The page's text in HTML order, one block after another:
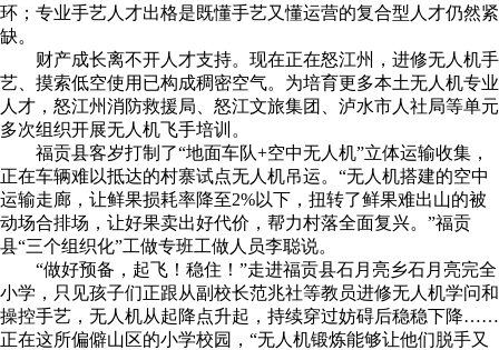
环；专业手艺人才出格是既懂手艺又懂运营的复合型人才仍然紧
缺。
财产成长离不开人才支持。现在正在怒江州，进修无人机手
艺、摸索低空使用已构成稠密空气。为培育更多本土无人机专业
人才，怒江州消防救援局、怒江文旅集团、泸水市人社局等单元
多次组织开展无人机飞手培训。
福贡县客岁打制了“地面车队+空中无人机”立体运输收集，
正在车辆难以抵达的村寨试点无人机吊运。“无人机搭建的空中
运输走廊，让鲜果损耗率降至2%以下，扭转了鲜果难出山的被
动场合排场，让好果卖出好代价，帮力村落全面复兴。”福贡
县“三个组织化”工做专班工做人员李聪说。
“做好预备，起飞！稳住！”走进福贡县石月亮乡石月亮完全
小学，只见孩子们正跟从副校长范兆社等教员进修无人机学问和
操控手艺，无人机从起降点升起，持续穿过妨碍后稳稳下降……
正在这所偏僻山区的小学校园，“无人机锻炼能够让他们脱手又